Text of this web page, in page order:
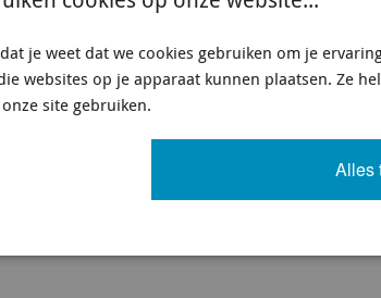
& CHASSIS / WHITELINE KCA412 - CAMBER ADJUSTING BOLT -
ADJUSTING BOLT - KIT
je weet dat we cookies gebruiken om je
websites op je apparaat kunnen plaatsen. Ze
site gebruiken.
Alles